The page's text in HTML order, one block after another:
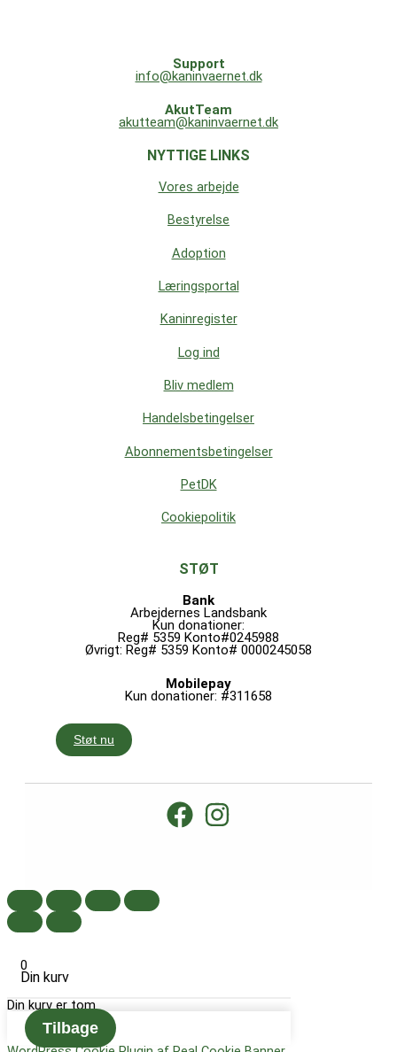
Support
info@kaninvaernet.dk
AkutTeam
akutteam@kaninvaernet.dk
NYTTIGE LINKS
Vores arbejde
Bestyrelse
Adoption
Læringsportal
Kaninregister
Log ind
Bliv medlem
Handelsbetingelser
Abonnementsbetingelser
PetDK
Cookiepolitik
STØT
Bank
Arbejdernes Landsbank
Kun donationer:
Reg# 5359 Konto#0245988
Øvrigt: Reg# 5359 Konto# 0000245058
Mobilepay
Kun donationer: #311658
Støt nu
0
Din kurv
Din kurv er tom
Tilbage